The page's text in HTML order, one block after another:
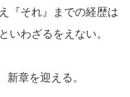
『それ』までの経歴は
いわざるをえない。
新章を迎える。